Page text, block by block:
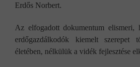
Erdős Norbert.
Az elfogadott dokumentum elismeri,
erdőgazdálkodók kiemelt
életében, nélkülük a vidék fejlesztése